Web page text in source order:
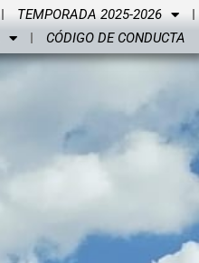
TEMPORADA 2025-2026
CÓDIGO DE CONDUCTA